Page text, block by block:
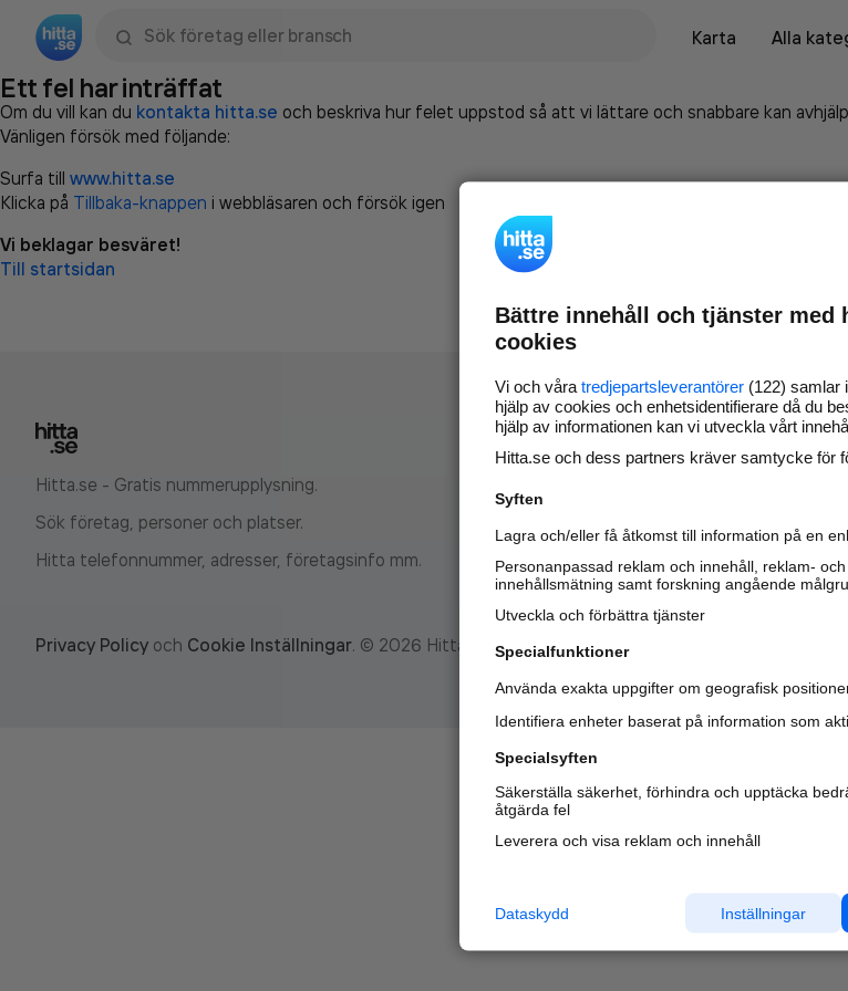
Karta
Alla
Ett fel har inträffat
Om du vill kan du kontakta hitta.se och beskriva hur felet uppstod så att vi lättare och snabbare kan
Vänligen försök med följande:
Surfa till www.hitta.se
Klicka på Tillbaka-knappen i webbläsaren och försök igen
Vi beklagar besväret!
Till startsidan
Hitta.se - Gratis nummerupplysning.
Sök företag, personer och platser.
Hitta telefonnummer, adresser, företagsinfo mm.
Marknadsför
nya kunder och
samarbetspartners
Läs mer här
Privacy Policy och Cookie Inställningar. © 2026 Hitta.se
Bättre innehåll och tjänster med
cookies
Vi och våra tredjepartsleverantörer (122) samlar
hjälp av cookies och enhetsidentifierare då du
hjälp av informationen kan vi utveckla vårt
Hitta.se och dess partners kräver samtycke för
Syften
Lagra och/eller få åtkomst till information på en
Personanpassad reklam och innehåll, reklam- och
innehållsmätning samt forskning angående
Utveckla och förbättra tjänster
Specialfunktioner
Använda exakta uppgifter om geografisk
Identifiera enheter baserat på information som
Specialsyften
Säkerställa säkerhet, förhindra och upptäcka
åtgärda fel
Leverera och visa reklam och innehåll
Inställningar
Dataskydd